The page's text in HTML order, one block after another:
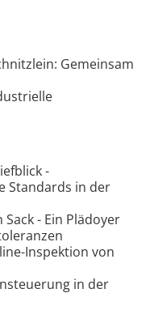
Gemeinsam
-
Standards in der
Sack - Ein Plädoyer
Inspektion von
in der